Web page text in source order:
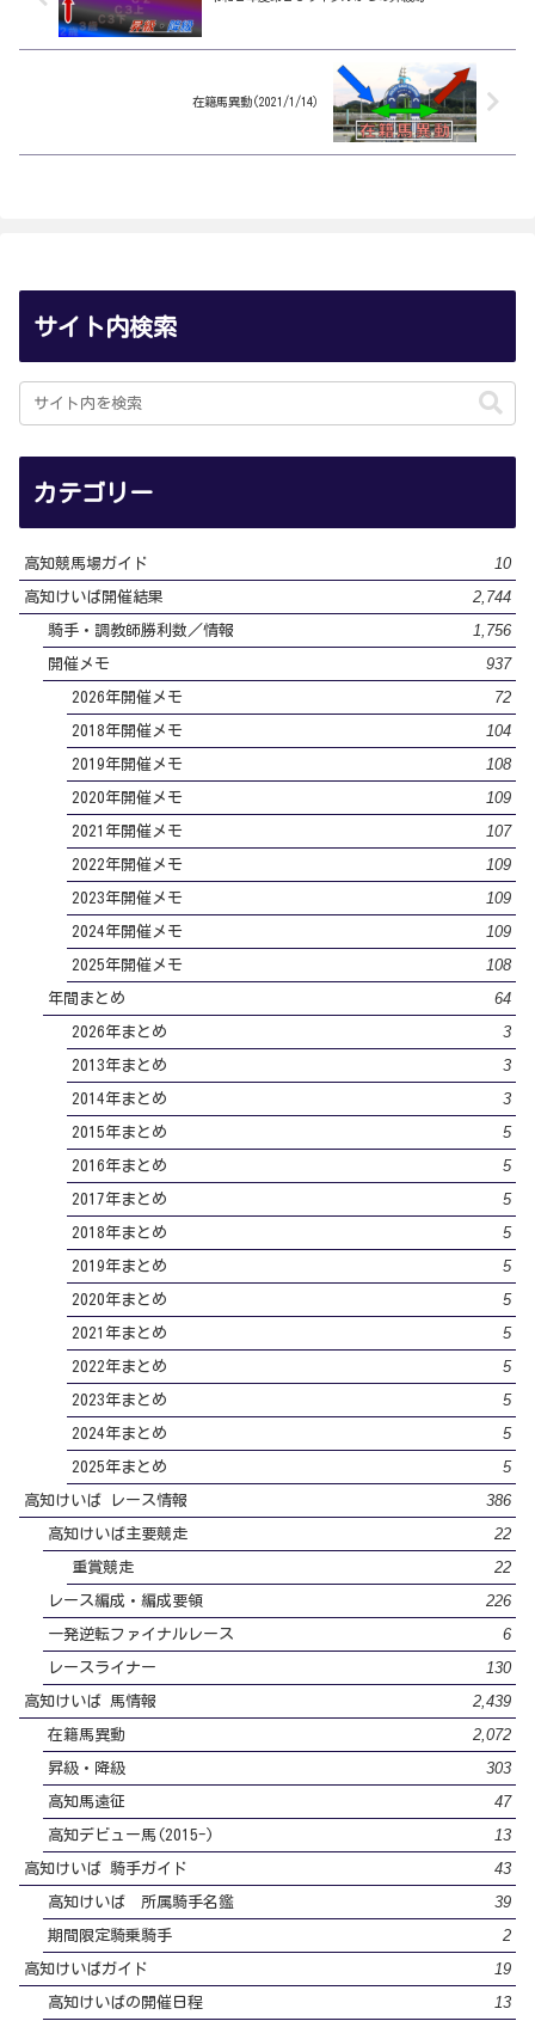
在籍馬異動(2021/1/14）
サイト内検索
カテゴリー
高知競馬場ガイド 10
高知けいば開催結果 2,744
騎手・調教師勝利数／情報 1,756
開催メモ 937
2026年開催メモ 72
2018年開催メモ 104
2019年開催メモ 108
2020年開催メモ 109
2021年開催メモ 107
2022年開催メモ 109
2023年開催メモ 109
2024年開催メモ 109
2025年開催メモ 108
年間まとめ 64
2026年まとめ 3
2013年まとめ 3
2014年まとめ 3
2015年まとめ 5
2016年まとめ 5
2017年まとめ 5
2018年まとめ 5
2019年まとめ 5
2020年まとめ 5
2021年まとめ 5
2022年まとめ 5
2023年まとめ 5
2024年まとめ 5
2025年まとめ 5
高知けいば レース情報 386
高知けいば主要競走 22
重賞競走 22
レース編成・編成要領 226
一発逆転ファイナルレース 6
レースライナー 130
高知けいば 馬情報 2,439
在籍馬異動 2,072
昇級・降級 303
高知馬遠征 47
高知デビュー馬(2015-) 13
高知けいば 騎手ガイド 43
高知けいば 所属騎手名鑑 39
期間限定騎乗騎手 2
高知けいばガイド 19
高知けいばの開催日程 13